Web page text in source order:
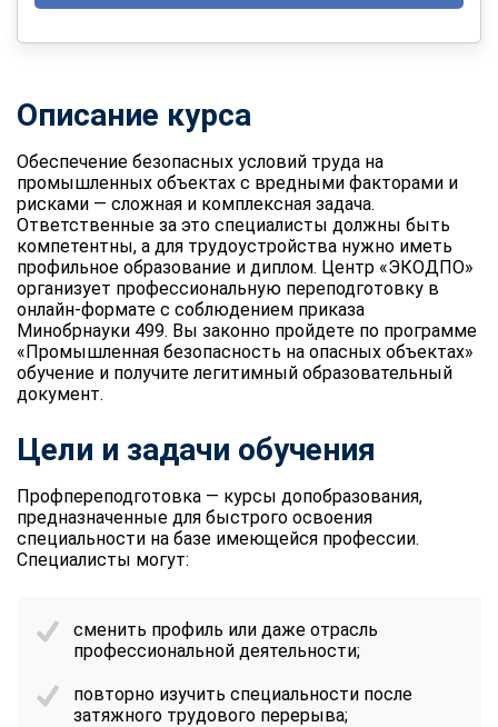
Описание курса
Обеспечение безопасных условий труда на
промышленных объектах с вредными факторами и
рисками — сложная и комплексная задача.
Ответственные за это специалисты должны быть
компетентны, а для трудоустройства нужно иметь
профильное образование и диплом. Центр «ЭКОДПО»
организует профессиональную переподготовку в
онлайн-формате с соблюдением приказа
Минобрнауки 499. Вы законно пройдете по программе
«Промышленная безопасность на опасных объектах»
обучение и получите легитимный образовательный
документ.
Цели и задачи обучения
Профпереподготовка — курсы допобразования,
предназначенные для быстрого освоения
специальности на базе имеющейся профессии.
Специалисты могут:
сменить профиль или даже отрасль
профессиональной деятельности;
повторно изучить специальности после
затяжного трудового перерыва;